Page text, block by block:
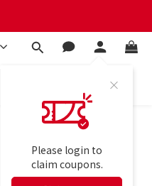
Please login to
claim coupons.